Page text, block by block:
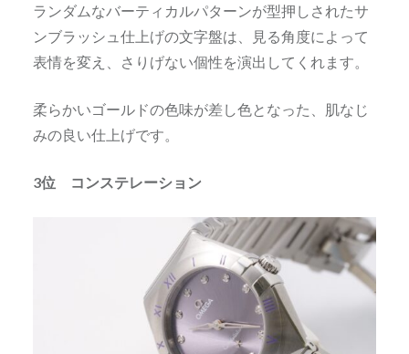
ランダムなバーティカルパターンが型押しされたサ
ンブラッシュ仕上げの文字盤は、見る角度によって
表情を変え、さりげない個性を演出してくれます。
柔らかいゴールドの色味が差し色となった、肌なじ
みの良い仕上げです。
3位 コンステレーション